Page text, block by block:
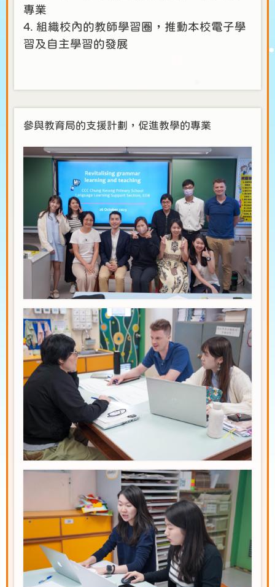
專業
4. 組織校內的教師學習圈，推動本校電子學
習及自主學習的發展
參與教育局的支援計劃，促進教學的專業